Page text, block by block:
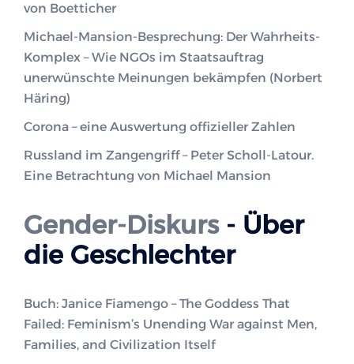
von Boetticher
Michael-Mansion-Besprechung: Der Wahrheits-
Komplex – Wie NGOs im Staatsauftrag
unerwünschte Meinungen bekämpfen (Norbert
Häring)
Corona – eine Auswertung offizieller Zahlen
Russland im Zangengriff – Peter Scholl-Latour.
Eine Betrachtung von Michael Mansion
Gender-Diskurs- Über
die Geschlechter
Buch: Janice Fiamengo – The Goddess That
Failed: Feminism’s Unending War against Men,
Families, and Civilization Itself